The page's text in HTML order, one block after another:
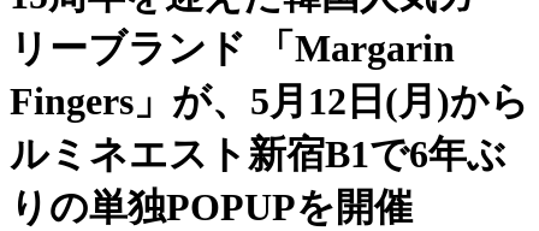
リーブランド 「Margarin
Fingers」が、5月12日(月)から
ルミネエスト新宿B1で6年ぶ
りの単独POPUPを開催